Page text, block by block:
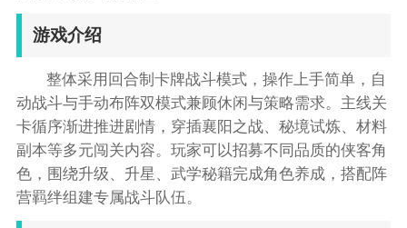
游戏介绍
整体采用回合制卡牌战斗模式，操作上手简单，自
动战斗与手动布阵双模式兼顾休闲与策略需求。主线关
卡循序渐进推进剧情，穿插襄阳之战、秘境试炼、材料
副本等多元闯关内容。玩家可以招募不同品质的侠客角
色，围绕升级、升星、武学秘籍完成角色养成，搭配阵
营羁绊组建专属战斗队伍。